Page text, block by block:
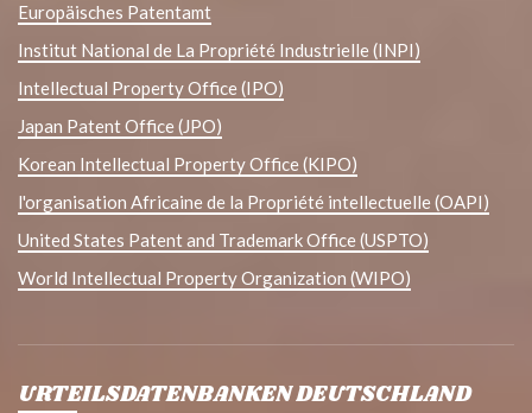
Europäisches Patentamt
Institut National de La Propriété Industrielle (INPI)
Intellectual Property Office (IPO)
Japan Patent Office (JPO)
Korean Intellectual Property Office (KIPO)
l'organisation Africaine de la Propriété intellectuelle (OAPI)
United States Patent and Trademark Office (USPTO)
World Intellectual Property Organization (WIPO)
URTEILSDATENBANKEN DEUTSCHLAND